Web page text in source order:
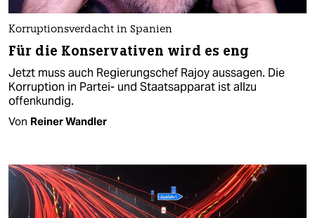
Korruptionsverdacht in Spanien
Für die Konservativen wird es eng
Jetzt muss auch Regierungschef Rajoy aussagen. Die
Korruption in Partei- und Staatsapparat ist allzu
offenkundig.
Von Reiner Wandler